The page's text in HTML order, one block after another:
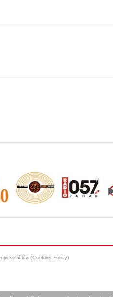
kolačića (Cookies Policy)